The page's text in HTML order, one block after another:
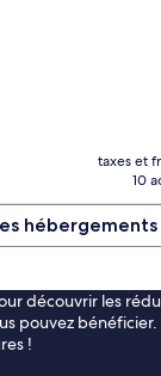
taxes et
10
hébergements
découvrir les
pouvez
!